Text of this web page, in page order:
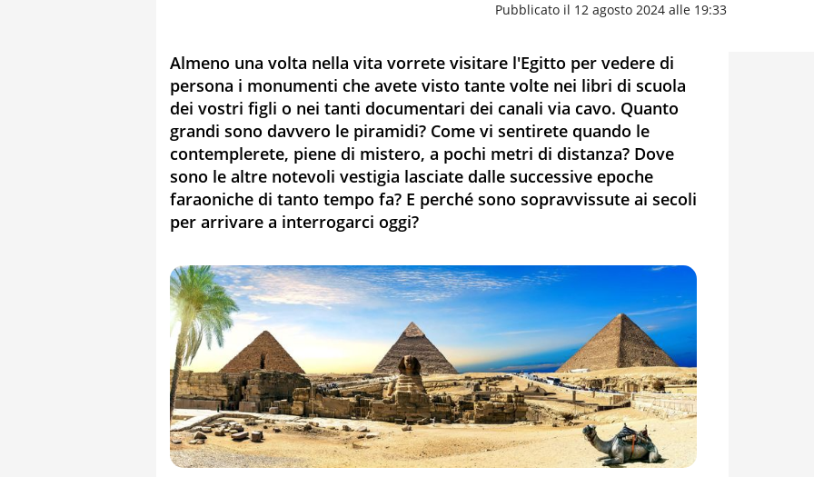
Pubblicato il 12 agosto 2024 alle 19:33
Almeno una volta nella vita vorrete visitare l'Egitto per vedere di
persona i monumenti che avete visto tante volte nei libri di scuola
dei vostri figli o nei tanti documentari dei canali via cavo. Quanto
grandi sono davvero le piramidi? Come vi sentirete quando le
contemplerete, piene di mistero, a pochi metri di distanza? Dove
sono le altre notevoli vestigia lasciate dalle successive epoche
faraoniche di tanto tempo fa? E perché sono sopravvissute ai secoli
per arrivare a interrogarci oggi?